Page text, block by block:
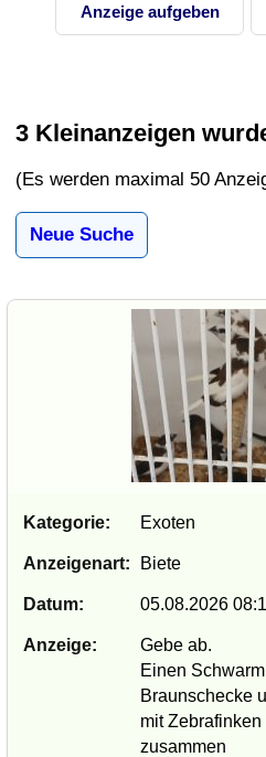
Anzeige aufgeben
3 Kleinanzeigen
(Es werden maximal 50
Neue Suche
Kategorie: Exoten
Anzeigenart: Biete
Datum: 05.08.2026
Anzeige:
Gebe ab.
Einen
Braunschecke
mit
zusammen